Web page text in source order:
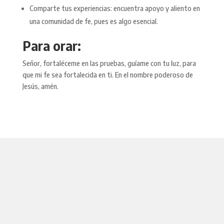
Comparte tus experiencias: encuentra apoyo y aliento en
una comunidad de fe, pues es algo esencial.
Para orar:
Señor, fortaléceme en las pruebas, guíame con tu luz, para
que mi fe sea fortalecida en ti. En el nombre poderoso de
Jesús, amén.